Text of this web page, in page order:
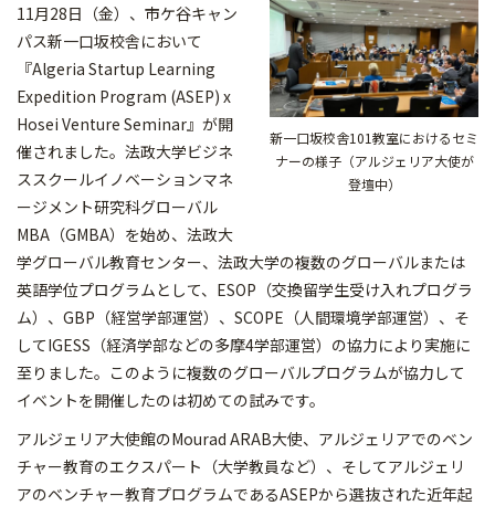
新一口坂校舎101教室におけるセミ
ナーの様子（アルジェリア大使が
登壇中）
11月28日（金）、市ケ谷キャン
パス新一口坂校舎において
『Algeria Startup Learning
Expedition Program (ASEP) x
Hosei Venture Seminar』が開
催されました。法政大学ビジネ
ススクールイノベーションマネ
ージメント研究科グローバル
MBA（GMBA）を始め、法政大
学グローバル教育センター、法政大学の複数のグローバルまたは
英語学位プログラムとして、ESOP（交換留学生受け入れプログラ
ム）、GBP（経営学部運営）、SCOPE（人間環境学部運営）、そ
してIGESS（経済学部などの多摩4学部運営）の協力により実施に
至りました。このように複数のグローバルプログラムが協力して
イベントを開催したのは初めての試みです。
アルジェリア大使館のMourad ARAB大使、アルジェリアでのベン
チャー教育のエクスパート（大学教員など）、そしてアルジェリ
アのベンチャー教育プログラムであるASEPから選抜された近年起